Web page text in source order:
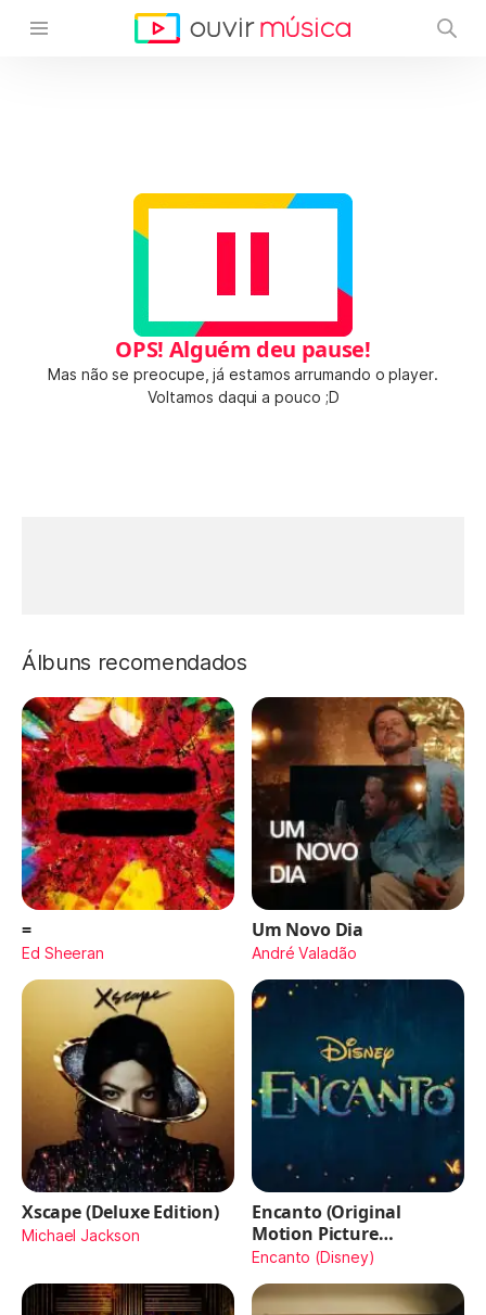
OPS! Alguém deu pause!
Mas não se preocupe, já estamos arrumando o player.
Voltamos daqui a pouco ;D
Álbuns recomendados
=
Ed Sheeran
Um Novo Dia
André Valadão
Xscape (Deluxe Edition)
Michael Jackson
Encanto (Original
Motion Picture
Soundtrack)
Encanto (Disney)